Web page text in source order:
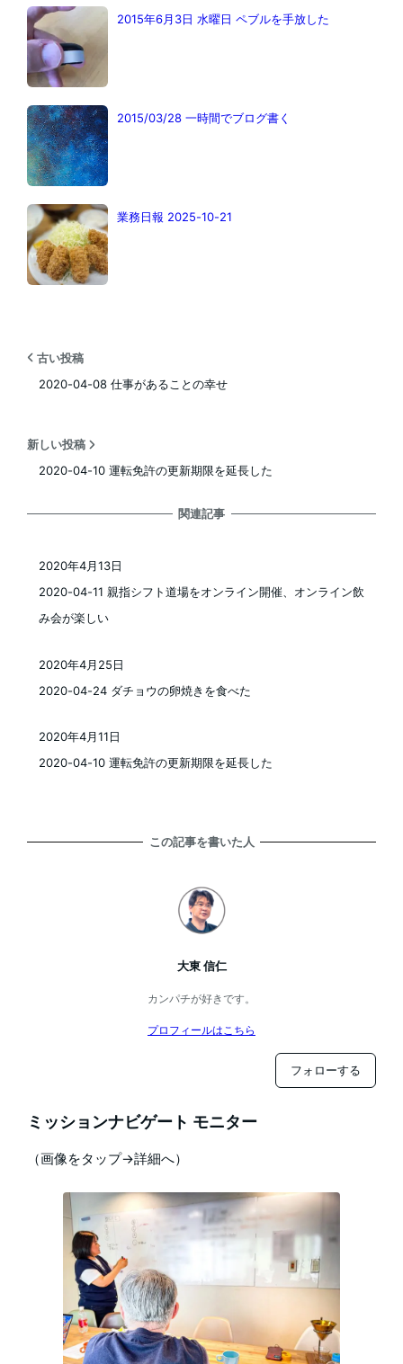
2015年6月3日 水曜日 ペブルを手放した
2015/03/28 一時間でブログ書く
業務日報 2025-10-21
古い投稿
2020-04-08 仕事があることの幸せ
新しい投稿
2020-04-10 運転免許の更新期限を延長した
関連記事
2020-04-11 親指シフト道場をオンライン開催、オンライン飲
み会が楽しい
2020年4月13日
2020-04-24 ダチョウの卵焼きを食べた
2020年4月25日
2020-04-10 運転免許の更新期限を延長した
2020年4月11日
この記事を書いた人
大東 信仁
カンパチが好きです。
プロフィールはこちら
フォローする
ミッションナビゲート モニター
（画像をタップ→詳細へ）